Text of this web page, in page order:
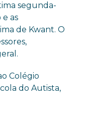
segunda-
e as
de Kwant. O
Colégio
do Autista,